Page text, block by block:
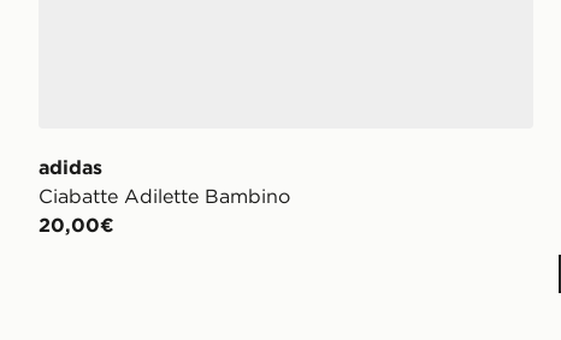
adidas
Ciabatte Adilette Bambino
20,00€